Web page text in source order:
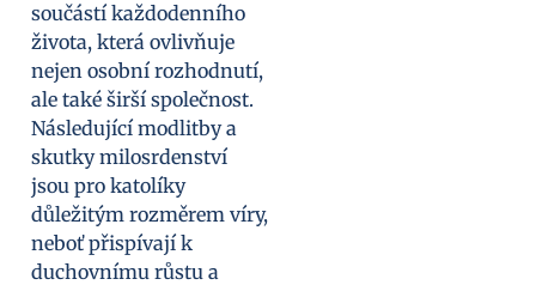
součástí každodenního
života, která ovlivňuje
nejen osobní rozhodnutí,
ale také širší společnost.
Následující modlitby a
skutky milosrdenství
jsou pro katolíky
důležitým rozměrem víry,
neboť přispívají k
duchovnímu růstu a